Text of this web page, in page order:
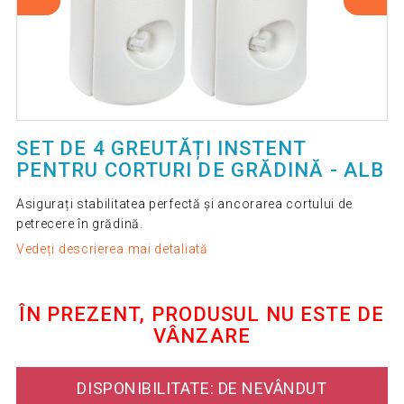
SET DE 4 GREUTĂȚI INSTENT
PENTRU CORTURI DE GRĂDINĂ - ALB
Asigurați stabilitatea perfectă și ancorarea cortului de
petrecere în grădină.
Vedeți descrierea mai detaliată
ÎN PREZENT, PRODUSUL NU ESTE DE
VÂNZARE
DISPONIBILITATE: DE NEVÂNDUT